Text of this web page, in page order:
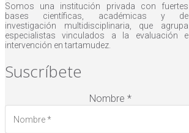
Somos una institución privada con fuertes
bases científicas, académicas y de
investigación multidisciplinaria, que agrupa
especialistas vinculados a la evaluación e
intervención en tartamudez.
Suscríbete
Nombre*